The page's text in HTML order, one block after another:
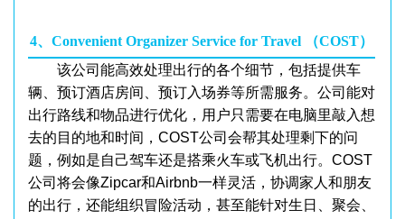
4、Convenient Organizer Service for Travel （COST）
该公司能高效处理出行的各个细节，包括提供车
辆、预订酒店房间、预订入场券等所需服务。公司能对
出行路线和物品进行优化，用户只需要在电脑里敲入想
去的目的地和时间，COST公司会帮其处理剩下的问
题，例如是自己驾车还是搭乘火车或飞机出行。COST
公司将会像Zipcar和Airbnb一样灵活，协调家人和朋友
的出行，还能组织冒险活动，甚至能针对生日、聚会、